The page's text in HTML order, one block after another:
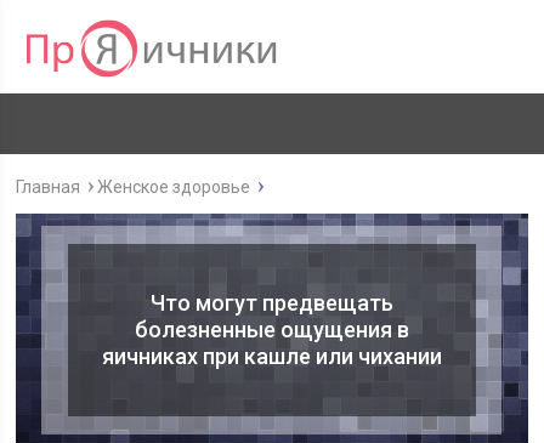
Главная Женское здоровье
Что могут предвещать
болезненные ощущения в
яичниках при кашле или чихании